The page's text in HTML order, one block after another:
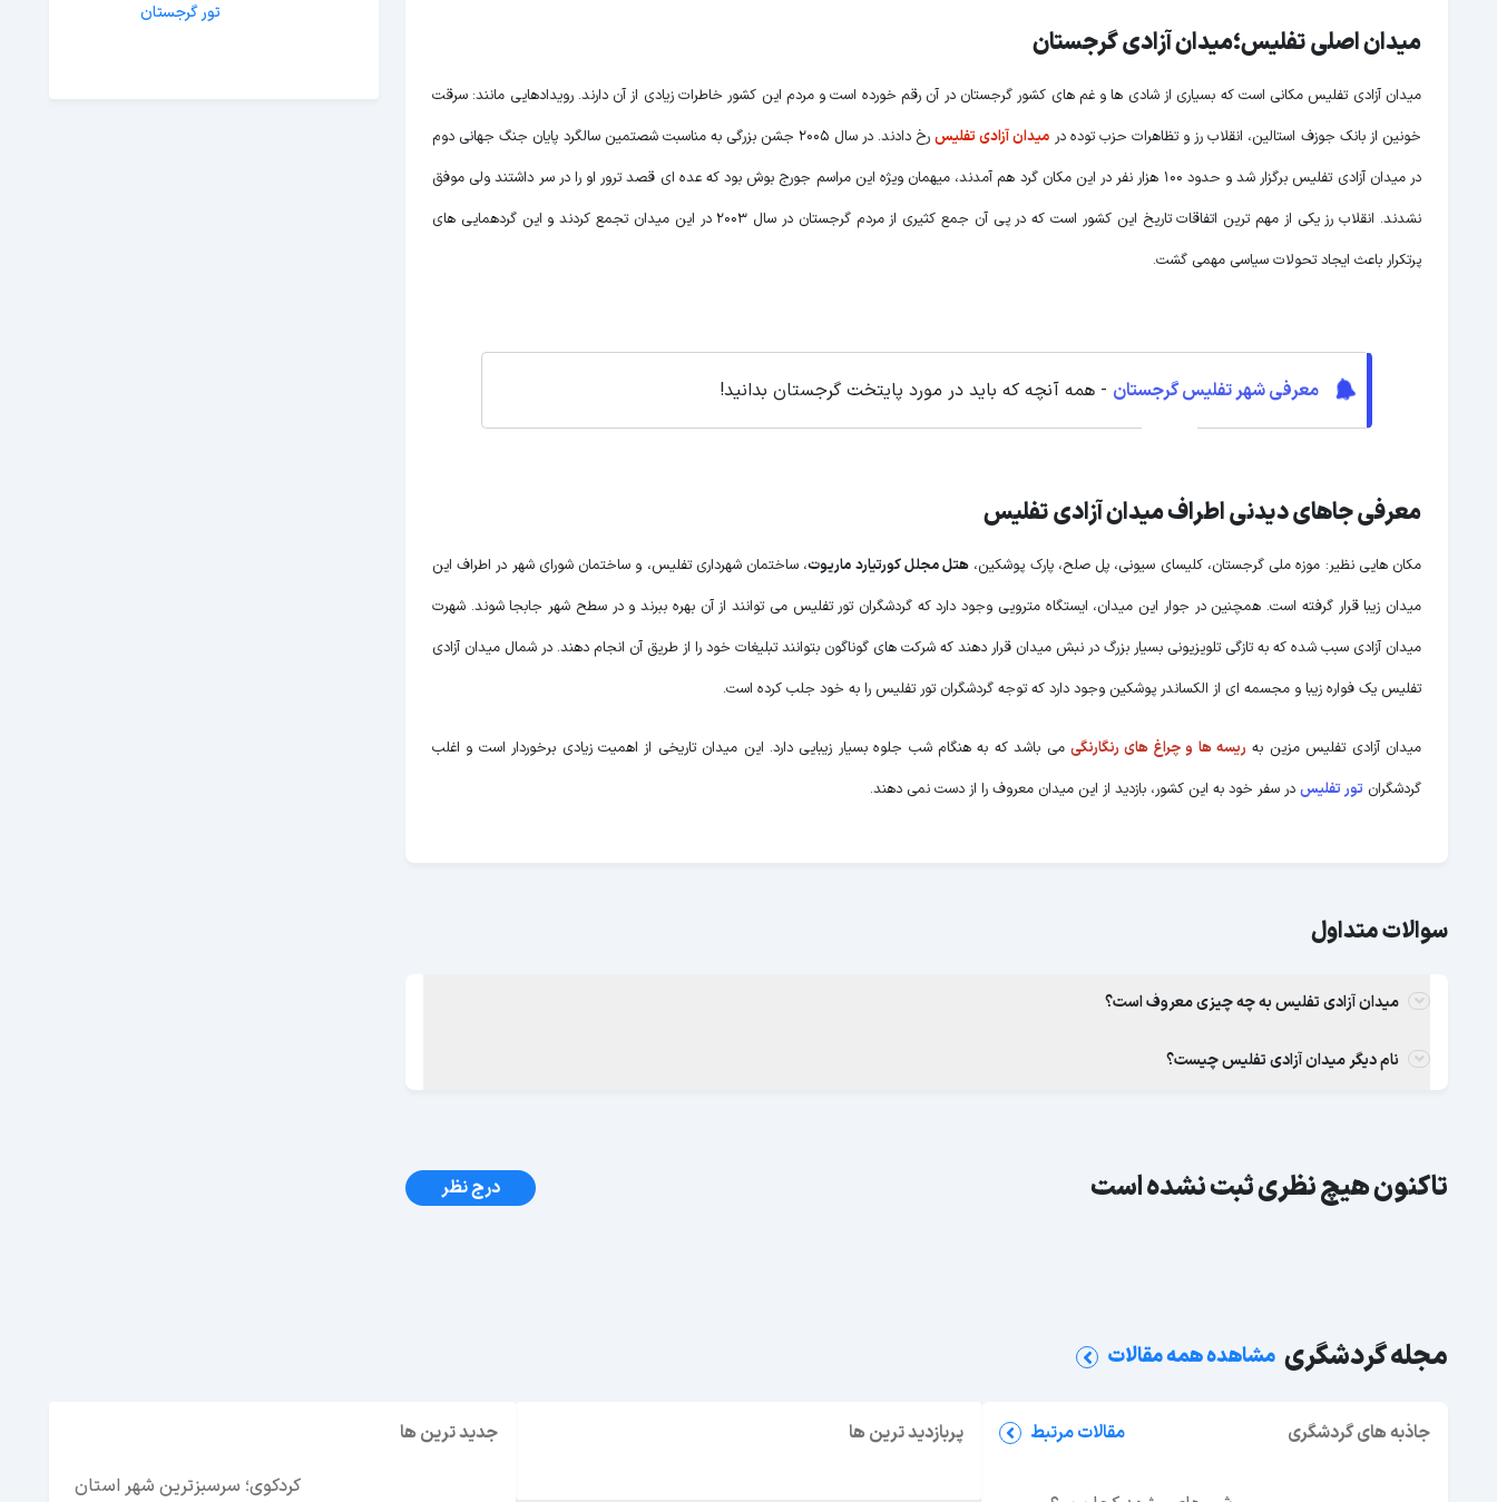
میدان اصلی تفلیس؛میدان آزادی گرجستان
میدان آزادی تفلیس مکانی است که بسیاری از شادی ها و غم های کشور گرجستان در آن رقم خورده است و مردم این کشور خاطرات زیادی از آن دارند. رویدادهایی مانند: سرقت
خونین از بانک جوزف استالین، انقلاب رز و تظاهرات حزب توده در میدان آزادی تفلیس
رخ دادند. در سال 2005 جشن بزرگی به مناسبت شصتمین سالگرد پایان جنگ جهانی دوم
در میدان آزادی تفلیس برگزار شد و حدود 100 هزار نفر در این مکان گرد هم آمدند، میهمان ویژه این مراسم جورج بوش بود که عده ای قصد ترور او را در سر داشتند ولی موفق
نشدند. انقلاب رز یکی از مهم ترین اتفاقات تاریخ این کشور است که در پی آن جمع کثیری از مردم گرجستان در سال 2003 در این میدان تجمع کردند و این گردهمایی های
پرتکرار باعث ایجاد تحولات سیاسی مهمی گشت.
معرفی شهر تفلیس گرجستان - همه آنچه که باید در مورد پایتخت گرجستان بدانید!
معرفی جاهای دیدنی اطراف میدان آزادی تفلیس
مکان هایی نظیر: موزه ملی گرجستان، کلیسای سیونی، پل صلح، پارک پوشکین، هتل مجلل کورتیارد ماریوت، ساختمان شهرداری تفلیس، و ساختمان شورای شهر در اطراف این
میدان زیبا قرار گرفته است. همچنین در جوار این میدان، ایستگاه مترویی وجود دارد که گردشگران تور تفلیس می توانند از آن بهره ببرند و در سطح شهر جابجا شوند. شهرت
میدان آزادی سبب شده که به تازگی تلویزیونی بسیار بزرگ در نبش میدان قرار دهند که شرکت های گوناگون بتوانند تبلیغات خود را از طریق آن انجام دهند. در شمال میدان آزادی
تفلیس یک فواره زیبا و مجسمه ای از الکساندر پوشکین وجود دارد که توجه گردشگران تور تفلیس را به خود جلب کرده است.
میدان آزادی تفلیس مزین به ریسه ها و چراغ های رنگارنگی می باشد که به هنگام شب جلوه بسیار زیبایی دارد. این میدان تاریخی از اهمیت زیادی برخوردار است و اغلب
گردشگران تور تفلیس در سفر خود به این کشور، بازدید از این میدان معروف را از دست نمی دهند.
سوالات متداول
میدان آزادی تفلیس به چه چیزی معروف است؟
نام دیگر میدان آزادی تفلیس چیست؟
تاکنون هیچ نظری ثبت نشده است درج نظر
تور گرجستان
مجله گردشگری مشاهده همه مقالات
جاذبه های گردشگری مقالات مرتبط
بازدید
پربازدید ترین ها
امارات
جدید ترین ها
کردکوی؛ سرسبزترین شهر استان